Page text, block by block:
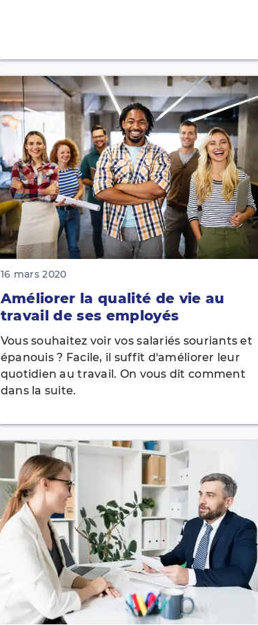
16 mars 2020
Améliorer la qualité de vie au
travail de ses employés
Vous souhaitez voir vos salariés souriants et
épanouis ? Facile, il suffit d'améliorer leur
quotidien au travail. On vous dit comment
dans la suite.